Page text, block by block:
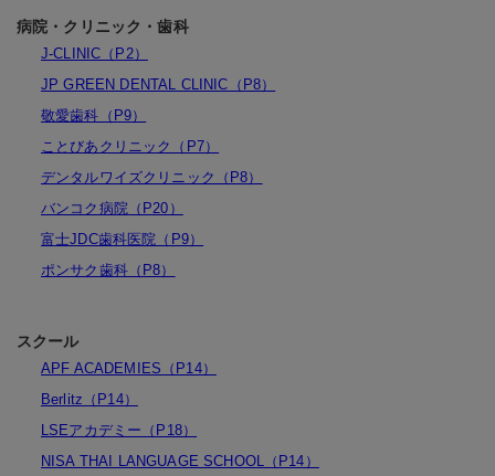
病院・クリニック・歯科
J-CLINIC（P2）
JP GREEN DENTAL CLINIC（P8）
敬愛歯科（P9）
ことびあクリニック（P7）
デンタルワイズクリニック（P8）
バンコク病院（P20）
富士JDC歯科医院（P9）
ポンサク歯科（P8）
スクール
APF ACADEMIES（P14）
Berlitz（P14）
LSEアカデミー（P18）
NISA THAI LANGUAGE SCHOOL（P14）